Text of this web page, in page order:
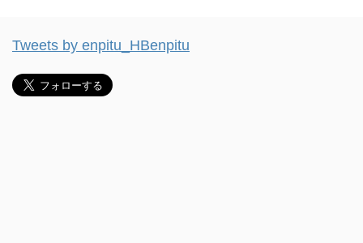
Tweets by enpitu_HBenpitu